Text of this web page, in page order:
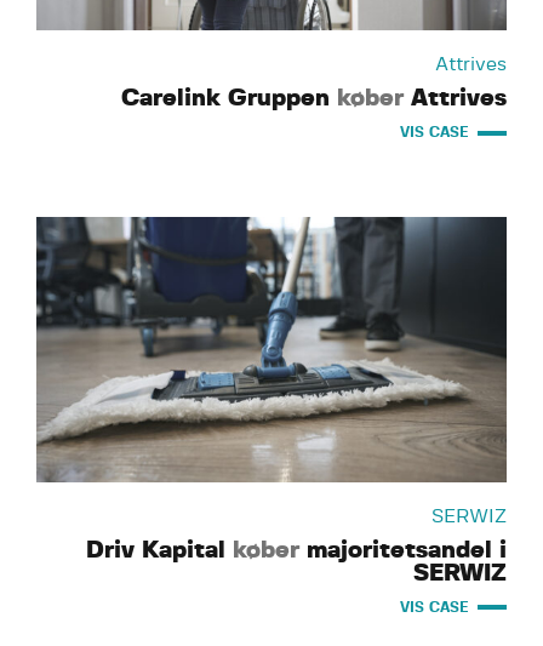
Attrives
Carelink Gruppen køberAttrives
VIS CASE
SERWIZ
Driv Kapital købermajoritetsandel i
SERWIZ
VIS CASE